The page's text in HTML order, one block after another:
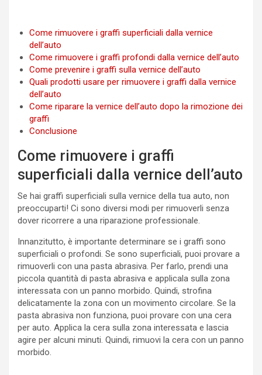
Come rimuovere i graffi superficiali dalla vernice
dell’auto
Come rimuovere i graffi profondi dalla vernice dell’auto
Come prevenire i graffi sulla vernice dell’auto
Quali prodotti usare per rimuovere i graffi dalla vernice
dell’auto
Come riparare la vernice dell’auto dopo la rimozione dei
graffi
Conclusione
Come rimuovere i graffi
superficiali dalla vernice dell’auto
Se hai graffi superficiali sulla vernice della tua auto, non
preoccuparti! Ci sono diversi modi per rimuoverli senza
dover ricorrere a una riparazione professionale.
Innanzitutto, è importante determinare se i graffi sono
superficiali o profondi. Se sono superficiali, puoi provare a
rimuoverli con una pasta abrasiva. Per farlo, prendi una
piccola quantità di pasta abrasiva e applicala sulla zona
interessata con un panno morbido. Quindi, strofina
delicatamente la zona con un movimento circolare. Se la
pasta abrasiva non funziona, puoi provare con una cera
per auto. Applica la cera sulla zona interessata e lascia
agire per alcuni minuti. Quindi, rimuovi la cera con un panno
morbido.